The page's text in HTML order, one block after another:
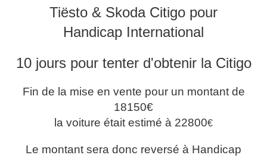
Tiësto & Skoda Citigo pour
Handicap International
10 jours pour tenter d'obtenir la Citigo
Fin de la mise en vente pour un montant de
18150€
la voiture était estimé à 22800€
Le montant sera donc reversé à Handicap